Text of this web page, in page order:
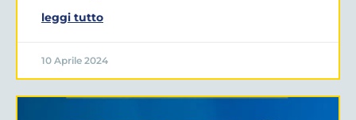
leggi tutto
10 Aprile 2024